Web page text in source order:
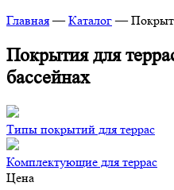
Главная — Каталог —
Покрытия для
бассейнах
Типы покрытий для террас
Комплектующие для террас
Цена